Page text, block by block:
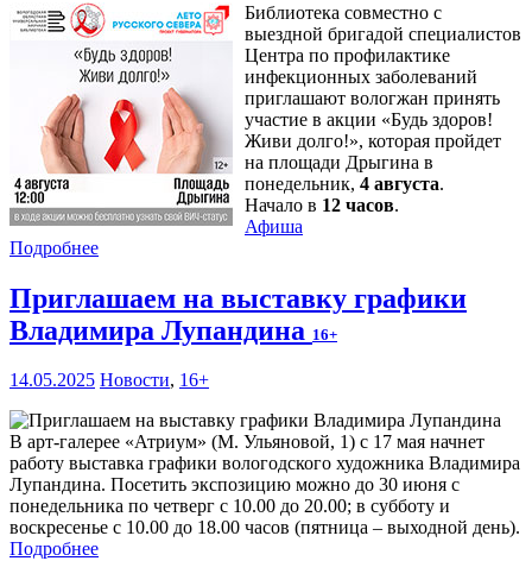
Библиотека совместно с
выездной бригадой специалистов
Центра по профилактике
инфекционных заболеваний
приглашают вологжан принять
участие в акции «Будь здоров!
Живи долго!», которая пройдет
на площади Дрыгина в
понедельник, 4 августа.
Начало в 12 часов.
Афиша
Подробнее
Приглашаем на выставку графики
Владимира Лупандина 16+
14.05.2025 Новости, 16+
В арт-галерее «Атриум» (М. Ульяновой, 1) с 17 мая начнет
работу выставка графики вологодского художника Владимира
Лупандина. Посетить экспозицию можно до 30 июня с
понедельника по четверг с 10.00 до 20.00; в субботу и
воскресенье с 10.00 до 18.00 часов (пятница – выходной день).
Подробнее